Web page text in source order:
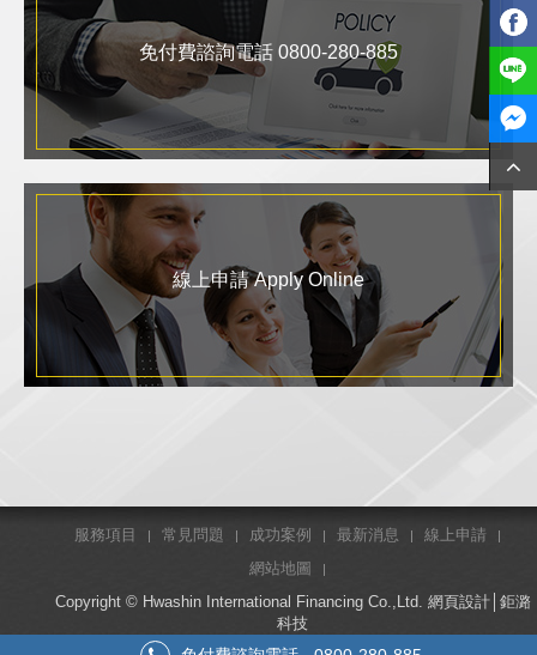
免付費諮詢電話 0800-280-885
線上申請 Apply Online
服務項目 常見問題 成功案例 最新消息
線上申請
網站地圖
Copyright © Hwashin International Financing Co.,Ltd. 網頁設計│鉅潞
科技